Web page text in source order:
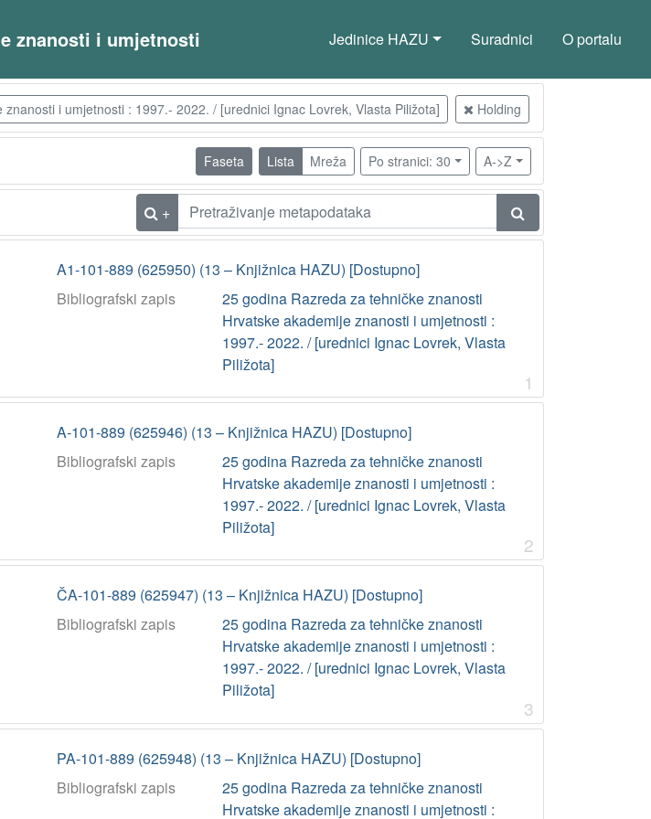
znanosti i umjetnosti Jedinice HAZU Suradnici O portalu
i umjetnosti : 1997.- 2022. / [urednici Ignac Lovrek, Vlasta Piližota] Holding
Faseta Lista Mreža Po stranici: 30 A->Z
+
A1-101-889 (625950) (13 – Knjižnica HAZU) [Dostupno]
Bibliografski zapis
25 godina Razreda za tehničke znanosti
Hrvatske akademije znanosti i umjetnosti :
1997.- 2022. / [urednici Ignac Lovrek, Vlasta
Piližota]
1
A-101-889 (625946) (13 – Knjižnica HAZU) [Dostupno]
Bibliografski zapis
25 godina Razreda za tehničke znanosti
Hrvatske akademije znanosti i umjetnosti :
1997.- 2022. / [urednici Ignac Lovrek, Vlasta
Piližota]
2
ČA-101-889 (625947) (13 – Knjižnica HAZU) [Dostupno]
Bibliografski zapis
25 godina Razreda za tehničke znanosti
Hrvatske akademije znanosti i umjetnosti :
1997.- 2022. / [urednici Ignac Lovrek, Vlasta
Piližota]
3
PA-101-889 (625948) (13 – Knjižnica HAZU) [Dostupno]
Bibliografski zapis
25 godina Razreda za tehničke znanosti
Hrvatske akademije znanosti i umjetnosti :